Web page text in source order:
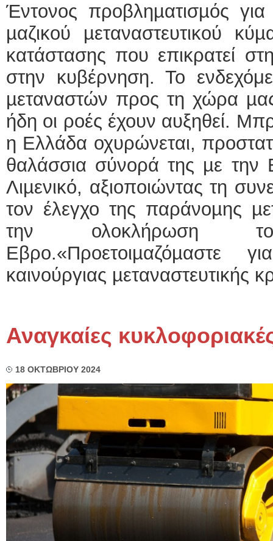
Έντονος προβληµατισµός
µαζικού µεταναστευτικού
κατάστασης που επικρατεί
στην κυβέρνηση. Το
µεταναστών προς τη χώρα
ήδη οι ροές έχουν αυξηθεί.
η Ελλάδα οχυρώνεται,
θαλάσσια σύνορά της µε την
Λιµενικό, αξιοποιώντας τη
τον έλεγχο της παράνοµης
την ολοκλήρωση
Εβρο.«Προετοιµαζόµαστε
καινούργιας µεταναστευτικής
Αναγκαίες
18 ΟΚΤΩΒΡΙΟΥ 2024